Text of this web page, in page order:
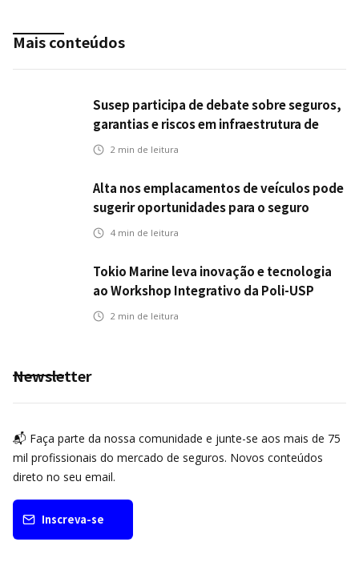
Mais conteúdos
Susep participa de debate sobre seguros,
garantias e riscos em infraestrutura de
transportes
2 min de leitura
Alta nos emplacamentos de veículos pode
sugerir oportunidades para o seguro
automotivo
4 min de leitura
Tokio Marine leva inovação e tecnologia
ao Workshop Integrativo da Poli-USP
2 min de leitura
Newsletter
📬 Faça parte da nossa comunidade e junte-se aos mais de 75
mil profissionais do mercado de seguros. Novos conteúdos
direto no seu email.
Inscreva-se